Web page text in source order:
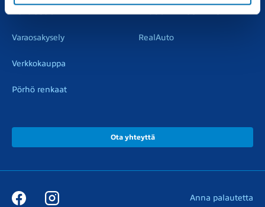
Varaosakysely
Verkkokauppa
Pörhö renkaat
RealAuto
Ota yhteyttä
Anna palautetta